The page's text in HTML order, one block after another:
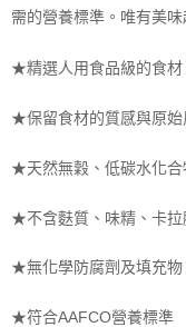
需的營養標準。唯有美
★精選人用食品級的食材
★保留食材的質感與原
★天然無穀、低碳水化合
★不含麩質、味精、卡拉
★無化學防腐劑及填充物
★符合AAFCO營養標準